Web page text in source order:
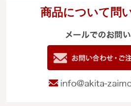
商品について問